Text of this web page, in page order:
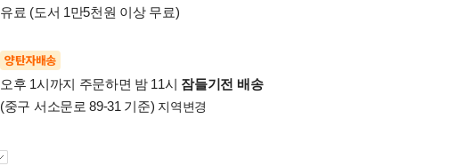
유료 (도서 1만5천원 이상 무료)
양탄자배송
오후 1시까지 주문하면 밤 11시 잠들기전 배송
(중구 서소문로 89-31 기준) 지역변경